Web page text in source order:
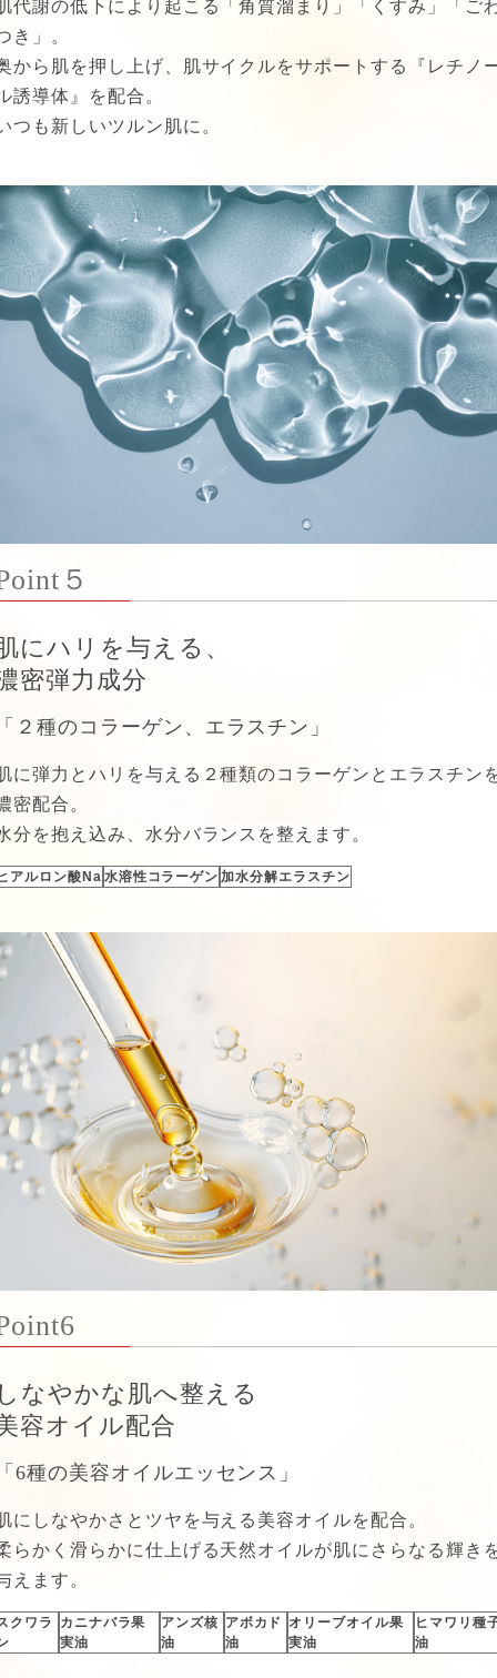
代謝の低下により起こる「角質溜まり」「くすみ」「ご
き」。
から肌を押し上げ、肌サイクルをサポートする『レチノ
誘導体』を配合。
つも新しいツルン肌に。
５
にハリを与える、
密弾力成分
２種のコラーゲン、エラスチン」
に弾力とハリを与える２種類のコラーゲンとエラスチン
密配合。
分を抱え込み、水分バランスを整えます。
アルロン酸Na 水溶性コラーゲン 加水分解エラスチン
なやかな肌へ整える
容オイル配合
6種の美容オイルエッセンス」
にしなやかさとツヤを与える美容オイルを配合。
らかく滑らかに仕上げる天然オイルが肌にさらなる輝き
えます。
クワラ
カニナバラ果
実油
アンズ核
油
アボカド
油
オリーブオイル果
実油
ヒマワリ種
油